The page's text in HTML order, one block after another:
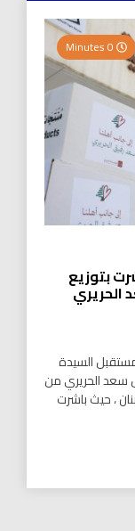
بتوزيع
الحريري
السيدة
سعد الحريري من
، حيث باشرت